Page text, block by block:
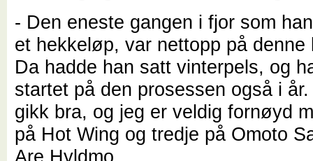
- Den eneste gangen i fjor som
et hekkeløp, var nettopp på denne
Da hadde han satt vinterpels, og
startet på den prosessen også i
gikk bra, og jeg er veldig fornøyd
på Hot Wing og tredje på Omoto
Are Hyldmo.